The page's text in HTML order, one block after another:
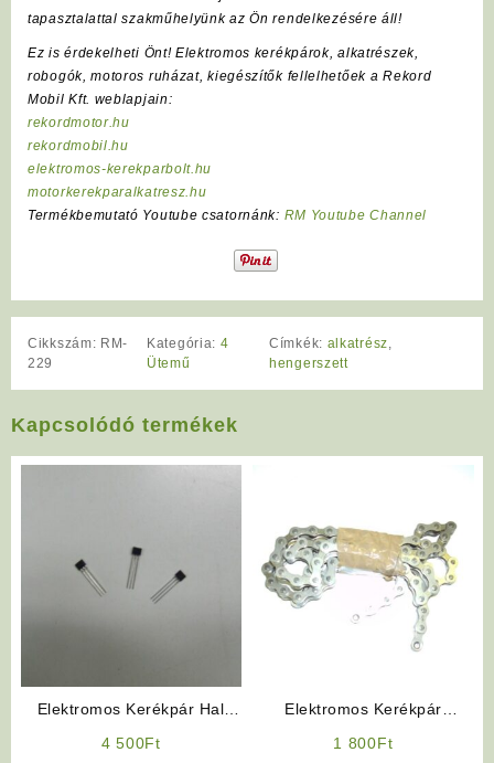
tapasztalattal szakműhelyünk az Ön rendelkezésére áll!
Ez is érdekelheti Önt! Elektromos kerékpárok, alkatrészek,
robogók, motoros ruházat, kiegészítők fellelhetőek a Rekord
Mobil Kft. weblapjain:
rekordmotor.hu
rekordmobil.hu
elektromos-kerekparbolt.hu
motorkerekparalkatresz.hu
Termékbemutató Youtube csatornánk: RM Youtube Channel
Cikkszám: RM-
229
Kategória: 4
Ütemű
Címkék: alkatrész
hengerszett
Kapcsolódó termékek
Elektromos Kerékpár Hal
4 500Ft
Elektromos Kerékpár
1 800Ft